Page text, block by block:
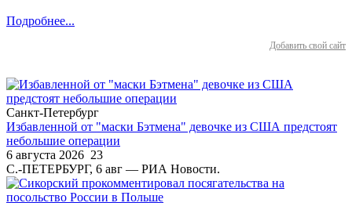
Подробнее...
Добавить свой сайт
Санкт-Петербург
Избавленной от "маски Бэтмена" девочке из США предстоят
небольшие операции
6 августа 2026 23
С.-ПЕТЕРБУРГ, 6 авг — РИА Новости.